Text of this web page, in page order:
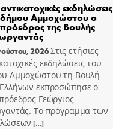
αντικατοχικές εκδηλώσεις
Αμμοχώστου ο
της Βουλής
2026Στις ετήσιες
εκδηλώσεις του
Αμμοχώστου τη Βουλή
εκπροσώπησε ο
Γεώργιος
Το πρόγραμμα των
[…]